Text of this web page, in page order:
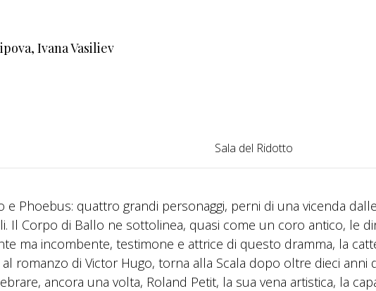
Ivana Vasiliev
Sala del Ridotto
e Phoebus: quattro grandi personaggi, perni di una vicenda
Il Corpo di Ballo ne sottolinea, quasi come un coro antico, le
ma incombente, testimone e attrice di questo dramma, la
romanzo di Victor Hugo, torna alla Scala dopo oltre dieci anni
ancora una volta, Roland Petit, la sua vena artistica, la